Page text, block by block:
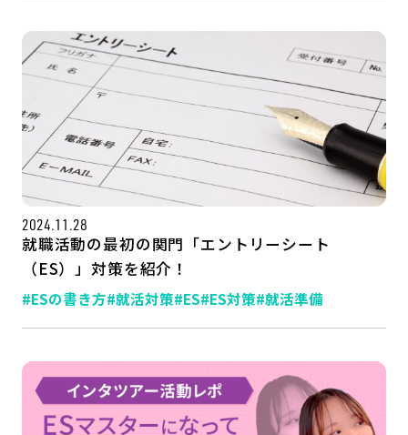
企業・業界研究はインタツアー
LINE登録
サイトマップ
運営会社
プライバシーポリシー
2024.11.28
就職活動の最初の関門「エントリーシート
（ES）」対策を紹介！
#ESの書き方#就活対策#ES#ES対策#就活準備